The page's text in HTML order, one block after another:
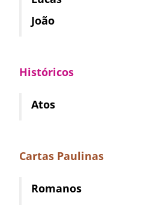
João
Históricos
Atos
Cartas Paulinas
Romanos